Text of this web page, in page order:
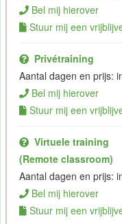
Bel mij hierover
Stuur mij een
Privétraining
Aantal dagen en prijs:
Bel mij hierover
Stuur mij een
Virtuele training
(Remote classroom)
Aantal dagen en prijs:
Bel mij hierover
Stuur mij een